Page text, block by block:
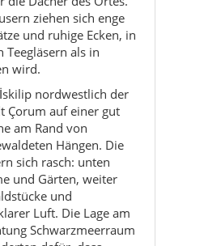
nordwestlich der
Çorum auf einer gut
am Rand von
Hängen. Die
sich rasch: unten
und Gärten, weiter
und
Luft. Die Lage am
Schwarzmeerraum
dafür, dass
durch das Tal ziehen
der Landkreis heute
zu großen